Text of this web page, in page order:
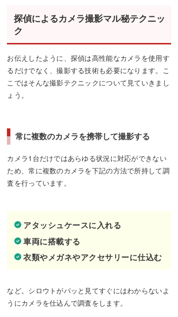
探偵によるカメラ撮影マル秘テクニッ
ク
お伝えしたように、探偵は高性能なカメラを使用す
るだけでなく、撮影する技術も必要になります。こ
こではそんな撮影テクニックについて見ていきまし
ょう。
常に複数のカメラを携帯して撮影する
カメラ1台だけではあらゆる状況に対応ができない
ため、常に複数のカメラを下記の方法で所持して調
査を行っています。
アタッシュケースに入れる
車両に搭載する
衣類やメガネやアクセサリーに仕込む
など。シロウトがパッと見てすぐにはわからないよ
うにカメラを仕込んで調査をします。